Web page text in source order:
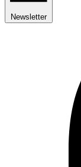
Newsletter